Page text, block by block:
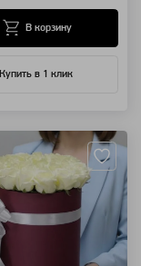
Купить в 1 клик
В корзину